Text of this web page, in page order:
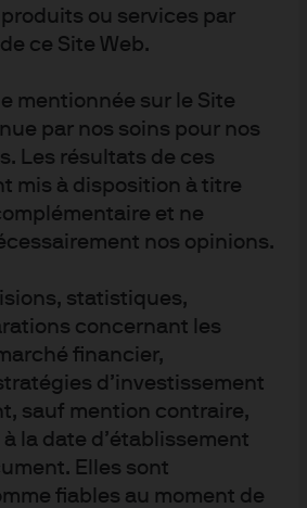
produits ou services par
ce Site Web.
mentionnée sur le Site
par nos soins pour nos
Les résultats de ces
mis à disposition à titre
et ne
nos opinions.
statistiques,
concernant les
financier,
d’investissement
sauf mention contraire,
la date d’établissement
Elles sont
fiables au moment de
par ailleurs que les ETF
axés sur l’approche ESG
et gouvernance) devraient
leurs clients, comme le montrent
des clients
interrogés pensent
assez peu intéressés par les
» exposés aux actifs